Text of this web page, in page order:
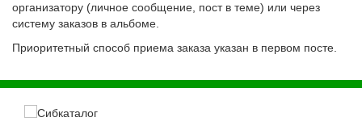
организатору (личное сообщение, пост в теме) или через
систему заказов в альбоме.
Приоритетный способ приема заказа указан в первом посте.